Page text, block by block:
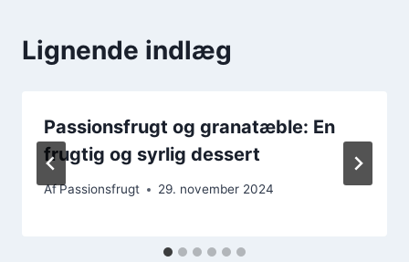
Lignende indlæg
Passionsfrugt og granatæble: En
frugtig og syrlig dessert
AfPassionsfrugt 29. november 2024